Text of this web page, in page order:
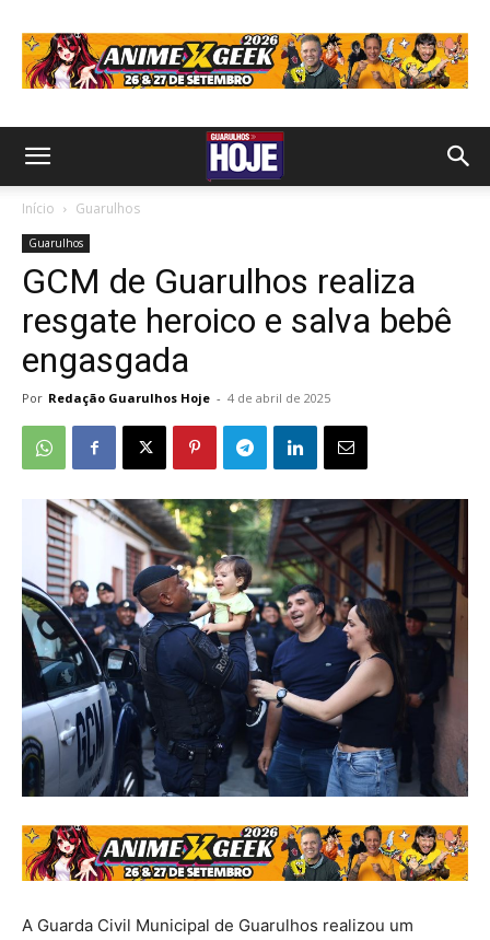
Início Guarulhos
Guarulhos
GCM de Guarulhos realiza
resgate heroico e salva bebê
engasgada
Por Redação Guarulhos Hoje - 4 de abril de 2025
A Guarda Civil Municipal de Guarulhos realizou um